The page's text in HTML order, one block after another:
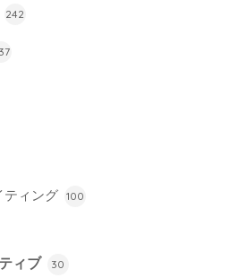
242
ティング 100
ィブ 30